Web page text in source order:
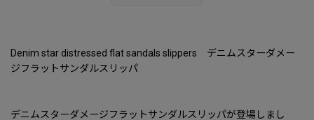
Denim star distressed flat sandals slippers デニムスターダメー
ジフラットサンダルスリッパ
デニムスターダメージフラットサンダルスリッパが登場しまし